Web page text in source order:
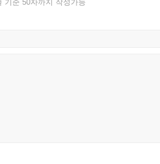
기준 50자까지 작성가능